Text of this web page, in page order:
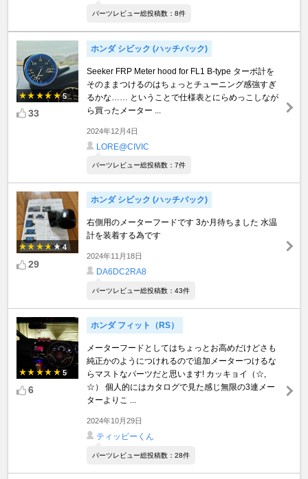
パーツレビュー総投稿数：8件
5
33
ホンダ シビック (ハッチバック)
Seeker FRP Meter hood for FL1 B-type ターボ計を
そのままつけるのはちょっとチューニング感強すぎ
るかな…… ということで仕様表とにらめっこしなが
ら買ったメーター ...
2024年12月4日
LORE@CIVIC
パーツレビュー総投稿数：7件
4
29
ホンダ シビック (ハッチバック)
右側用のメーターフードです 3か月待ちました 水温
計を装着する為です
2024年11月18日
DA6DC2RA8
パーツレビュー総投稿数：43件
5
6
ホンダ フィット（RS）
メーターフードとしてはちょっとお高めだけどさも
純正かのようにつけれるので追加メーターつけるな
らマストなパーツだと思います! カッキョイ（☆,
☆） 個人的にはカタログで見た感じ無限の3連メー
ターよりこ ...
2024年10月29日
ティッピーくん
パーツレビュー総投稿数：28件